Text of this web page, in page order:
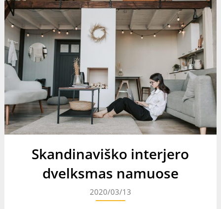
Skandinaviško interjero
dvelksmas namuose
2020/03/13